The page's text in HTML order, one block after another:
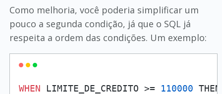
Como melhoria, você poderia simplificar um
pouco a segunda condição, já que o SQL já
respeita a ordem das condições. Um exemplo:
WHEN LIMITE_DE_CREDITO >= 110000